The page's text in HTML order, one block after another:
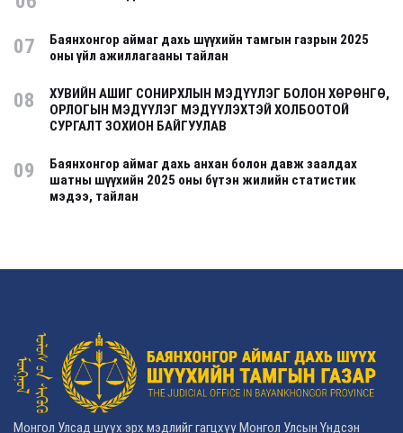
07
Баянхонгор аймаг дахь шүүхийн тамгын газрын 2025
оны үйл ажиллагааны тайлан
08
ХУВИЙН АШИГ СОНИРХЛЫН МЭДҮҮЛЭГ БОЛОН ХӨРӨНГӨ,
ОРЛОГЫН МЭДҮҮЛЭГ МЭДҮҮЛЭХТЭЙ ХОЛБООТОЙ
СУРГАЛТ ЗОХИОН БАЙГУУЛАВ
09
Баянхонгор аймаг дахь анхан болон давж заалдах
шатны шүүхийн 2025 оны бүтэн жилийн статистик
мэдээ, тайлан
Монгол Улсад шүүх эрх мэдлийг гагцхүү Монгол Улсын Үндсэн